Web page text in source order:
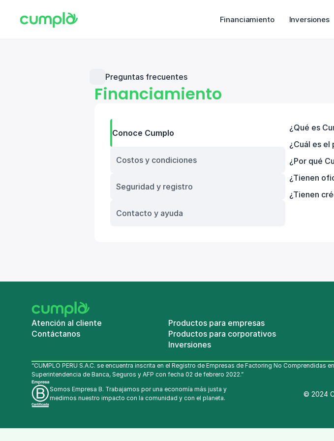
Financiamiento Inversiones
Preguntas frecuentes
Financiamiento
Conoce Cumplo
Costos y condiciones
Seguridad y registro
Contacto y ayuda
¿Qué es
¿Cuál es
¿Por qué
¿Tienen
¿Tienen
Atención al cliente
Contáctanos
Productos para empresas
Productos para corporativos
Inversiones
Somos Empresa B. Trabajamos por una economía más justa y
medimos nuestro impacto con la comunidad y con el planeta.
© 2024
“CUMPLO PERU S.A.C. se encuentra inscrita en el Registro de Empresas de Factoring No
Superintendencia de Banca, Seguros y AFP con fecha 02 de febrero 2022.”